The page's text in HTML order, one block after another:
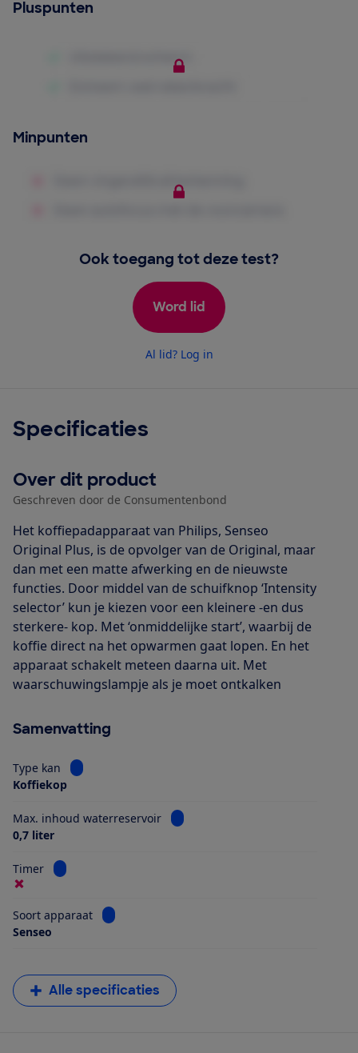
Pluspunten
Minpunten
Ook toegang tot deze test?
Word lid
Al lid? Log in
Specificaties
Over dit product
Geschreven door de Consumentenbond
Het koffiepadapparaat van Philips, Senseo
Original Plus, is de opvolger van de Original, maar
dan met een matte afwerking en de nieuwste
functies. Door middel van de schuifknop ‘Intensity
selector’ kun je kiezen voor een kleinere -en dus
sterkere- kop. Met ‘onmiddelijke start’, waarbij de
koffie direct na het opwarmen gaat lopen. En het
apparaat schakelt meteen daarna uit. Met
waarschuwingslampje als je moet ontkalken
Samenvatting
Type kan
Bekijk informatie voor Type kan
Koffiekop
Max. inhoud waterreservoir
Bekijk informatie voor Max.
0,7 liter
Timer Bekijk informatie voor Timer
Soort apparaat
Bekijk informatie voor Soort apparaat
Senseo
Alle specificaties